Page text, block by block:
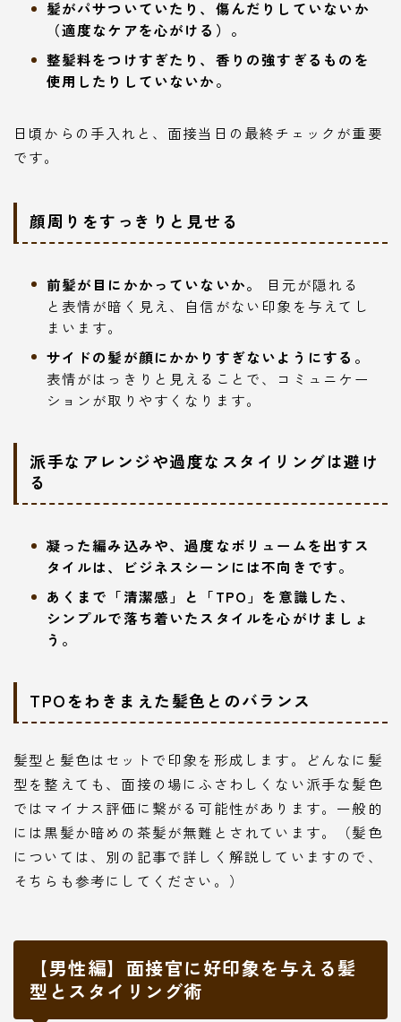
髪がパサついていたり、傷んだりしていないか
（適度なケアを心がける）。
整髪料をつけすぎたり、香りの強すぎるものを
使用したりしていないか。
日頃からの手入れと、面接当日の最終チェックが重要
です。
顔周りをすっきりと見せる
前髪が目にかかっていないか。
目元が隠れる
と表情が暗く見え、自信がない印象を与えてし
まいます。
サイドの髪が顔にかかりすぎないようにする。
表情がはっきりと見えることで、コミュニケー
ションが取りやすくなります。
派手なアレンジや過度なスタイリングは避け
る
凝った編み込みや、過度なボリュームを出すス
タイルは、ビジネスシーンには不向きです。
あくまで「清潔感」と「TPO」を意識した、
シンプルで落ち着いたスタイルを心がけましょ
う。
TPOをわきまえた髪色とのバランス
髪型と髪色はセットで印象を形成します。どんなに髪
型を整えても、面接の場にふさわしくない派手な髪色
ではマイナス評価に繋がる可能性があります。一般的
には黒髪か暗めの茶髪が無難とされています。（髪色
については、別の記事で詳しく解説していますので、
そちらも参考にしてください。）
【男性編】面接官に好印象を与える髪
型とスタイリング術